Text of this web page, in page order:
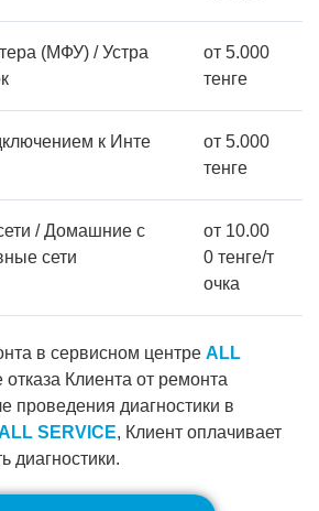
(МФУ) / Устра
от 5.000
тенге
к Инте
от 5.000
тенге
/ Домашние с
сети
от 10.00
0 тенге/т
очка
в сервисном центре ALL
отказа Клиента от ремонта
проведения диагностики в
SERVICE, Клиент оплачивает